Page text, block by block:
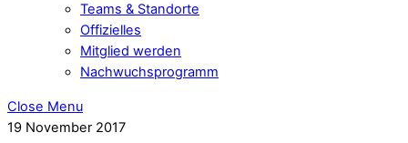
Teams & Standorte
Offizielles
Mitglied werden
Nachwuchsprogramm
Close Menu
19 November 2017